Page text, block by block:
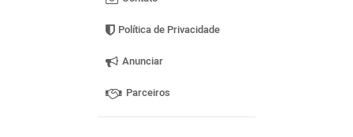
Política de Privacidade
Anunciar
Parceiros